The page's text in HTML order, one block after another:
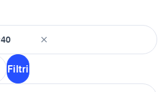
Filtri